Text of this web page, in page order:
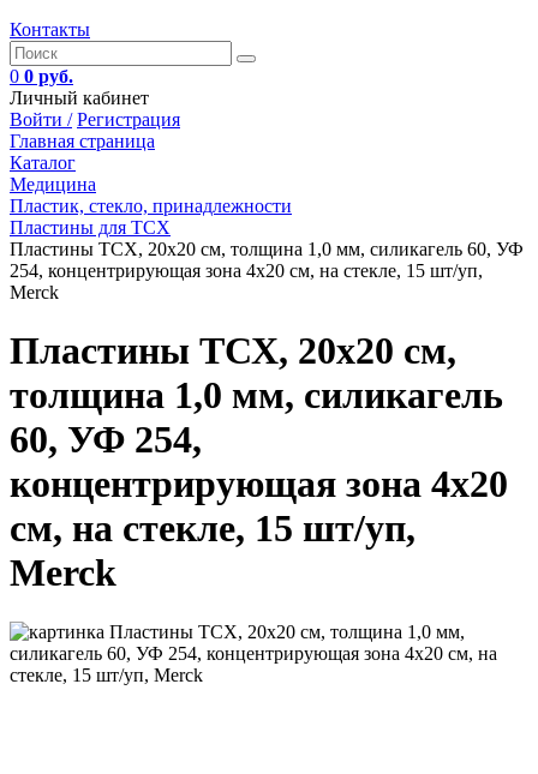
Контакты
0 0 руб.
Личный кабинет
Войти / Регистрация
Главная страница
Каталог
Медицина
Пластик, стекло, принадлежности
Пластины для ТСХ
Пластины ТСХ, 20х20 см, толщина 1,0 мм, силикагель 60, УФ
254, концентрирующая зона 4х20 см, на стекле, 15 шт/уп,
Merck
Пластины ТСХ, 20х20 см,
толщина 1,0 мм, силикагель
60, УФ 254,
концентрирующая зона 4х20
см, на стекле, 15 шт/уп,
Merck